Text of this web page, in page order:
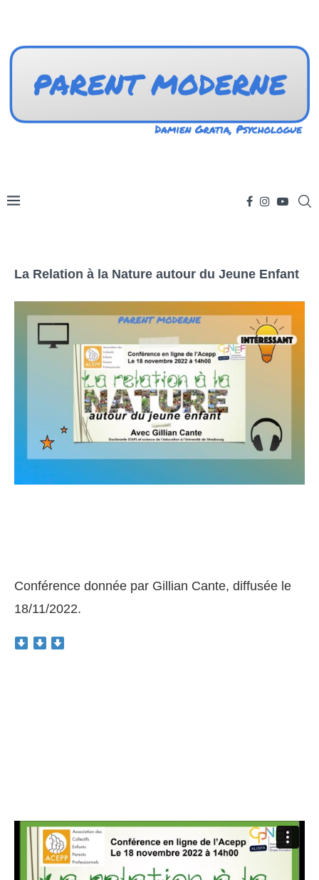
La Relation à la Nature autour du Jeune Enfant
Conférence donnée par Gillian Cante, diffusée le
18/11/2022.